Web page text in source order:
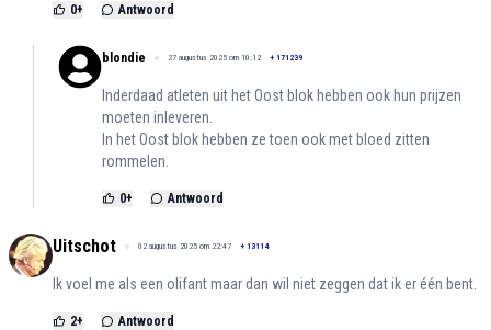
0+ Antwoord
blondie 27 augustus 2025 om 10:12 + 171239
Inderdaad atleten uit het Oost blok hebben ook hun prijzen
moeten inleveren.
In het Oost blok hebben ze toen ook met bloed zitten
rommelen.
0+ Antwoord
Uitschot 02 augustus 2025 om 22:47 + 13114
Ik voel me als een olifant maar dan wil niet zeggen dat ik er één bent.
2+ Antwoord